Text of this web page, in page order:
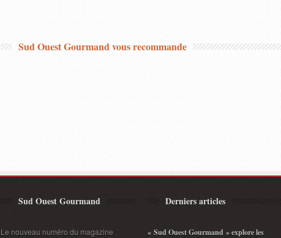
Sud Ouest Gourmand vous recommande
Sud Ouest Gourmand
Le nouveau numéro du magazine
Derniers articles
« Sud Ouest Gourmand » explore les